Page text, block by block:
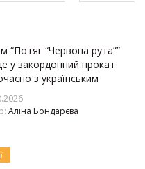
“Потяг “Червона рута””
у закордонний прокат
з українським
Аліна Бондарєва